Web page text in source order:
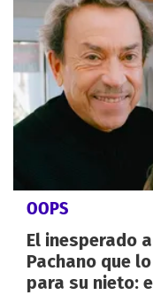
OOPS
El inesperado
Pachano que
para su nieto: